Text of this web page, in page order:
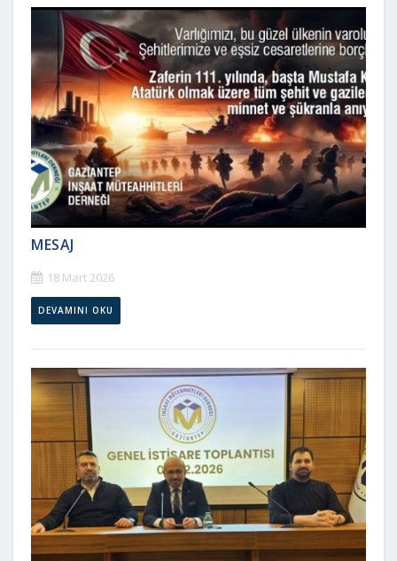
MESAJ
18 Mart 2026
DEVAMINI OKU